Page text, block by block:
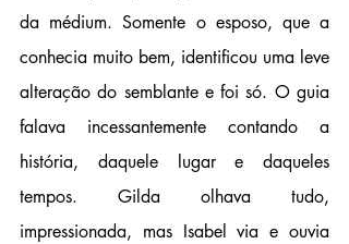
da médium. Somente o esposo, que a
conhecia muito bem, identificou uma leve
alteração do semblante e foi só. O guia
falava incessantemente contando a
história, daquele lugar e daqueles
tempos. Gilda olhava tudo,
impressionada, mas Isabel via e ouvia